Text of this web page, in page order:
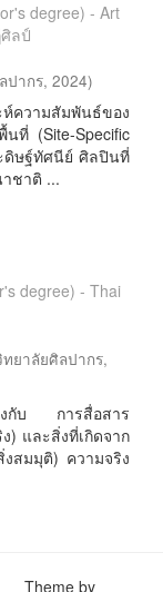
degree) - Art
ลป์
ปากร,2024)
ความสัมพันธ์ของ
ที่ (Site-Speciﬁc
ดิษฐ์ทัศนีย์ ศิลปินที่
ชาติ ...
degree) - Thai
ยาลัยศิลปากร,
งกับ การสื่อสาร
) และสิ่งที่เกิดจาก
สมมุติ) ความจริง
Theme by